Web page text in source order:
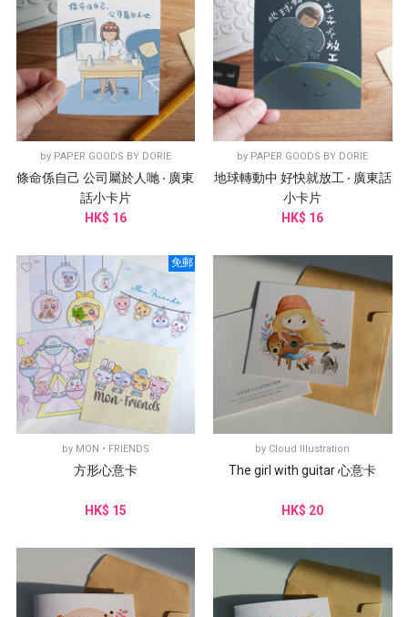
by PAPER GOODS BY DORIE
條命係自己 公司屬於人哋 ‧ 廣東
話小卡片
HK$ 16
by PAPER GOODS BY DORIE
地球轉動中 好快就放工 ‧ 廣東話
小卡片
HK$ 16
免郵
by MON • FRIENDS
方形心意卡
HK$ 15
by Cloud Illustration
The girl with guitar 心意卡
HK$ 20